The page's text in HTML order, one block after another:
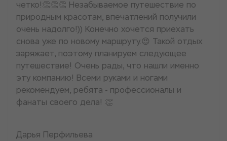
четко!👏👏👏 Незабываемое путешествие по
природным красотам, впечатлений получили
очень надолго!)) Конечно хочется приехать
снова уже по новому маршруту.😍 Такой отдых
заряжает, поэтому планируем следующее
путешествие! Очень рады, что нашли именно
эту компанию! Всеми руками и ногами
рекомендуем, ребята - профессионалы и
фанаты своего дела! 👏
Дарья Перфильева